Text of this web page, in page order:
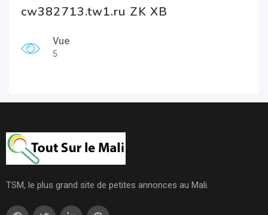
cw382713.tw1.ru ZK XB
Vue
5
TSM, le plus grand site de petites annonces au Mali.